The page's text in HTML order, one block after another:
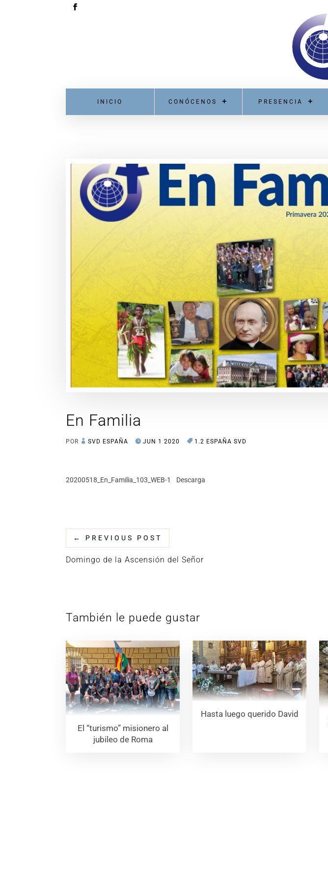
INICIO CONÓCENOS PRESENCIA
En Familia
POR SVD ESPAÑA JUN 1 2020 1.2 ESPAÑA SVD
20200518_En_Familia_103_WEB-1 Descarga
← PREVIOUS POST
Domingo de la Ascensión del Señor
También le puede gustar
El “turismo” misionero al
jubileo de Roma
Hasta luego querido David